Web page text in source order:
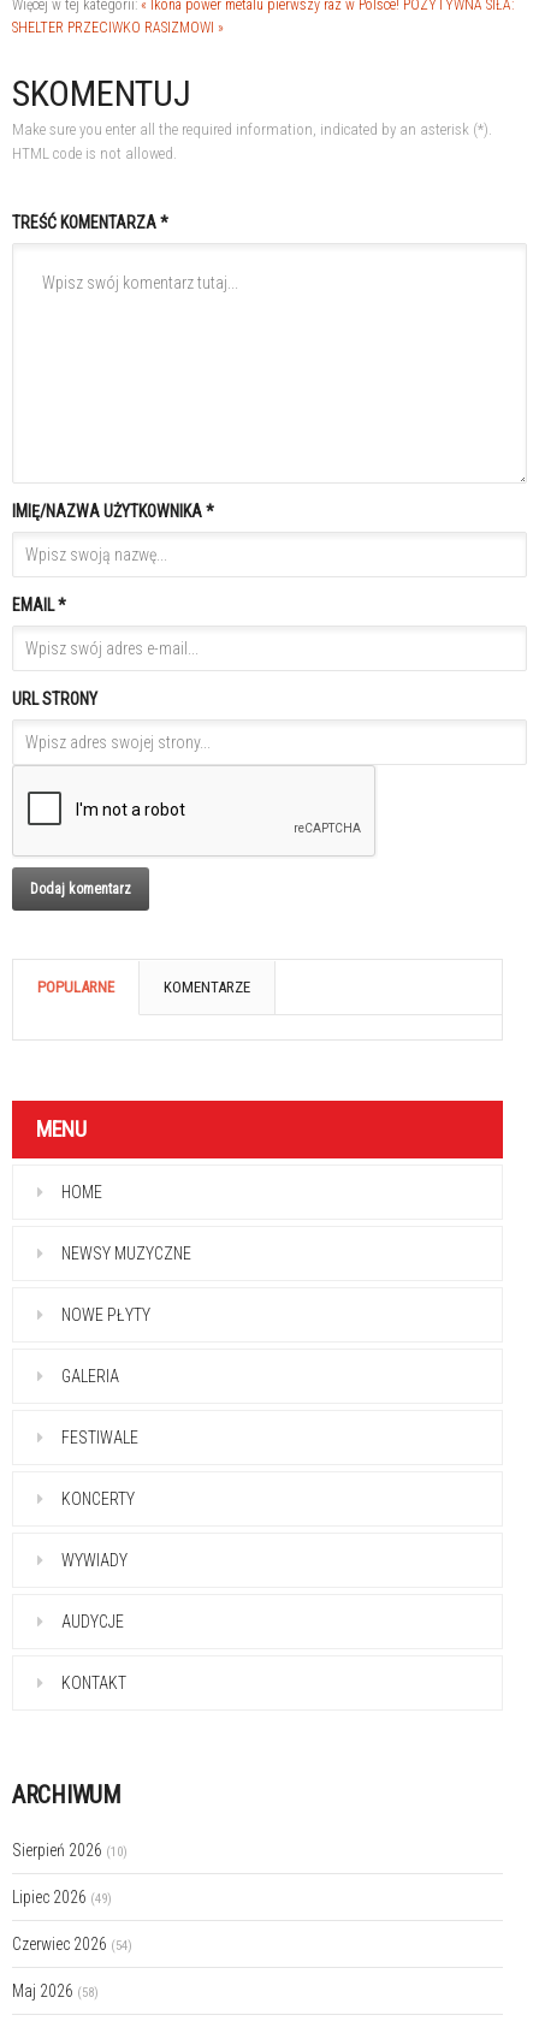
Więcej w tej kategorii: « Ikona power metalu pierwszy raz w Polsce! POZYTYWNA SIŁA:
SHELTER PRZECIWKO RASIZMOWI »
SKOMENTUJ
Make sure you enter all the required information, indicated by an asterisk (*).
HTML code is not allowed.
TREŚĆ KOMENTARZA *
IMIĘ/NAZWA UŻYTKOWNIKA *
EMAIL *
URL STRONY
POPULARNE KOMENTARZE
MENU
HOME
NEWSY MUZYCZNE
NOWE PŁYTY
GALERIA
FESTIWALE
KONCERTY
WYWIADY
AUDYCJE
KONTAKT
ARCHIWUM
Sierpień 2026 (10)
Lipiec 2026 (49)
Czerwiec 2026 (54)
Maj 2026 (58)